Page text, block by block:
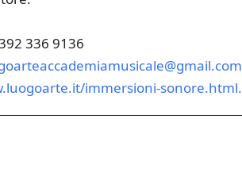
336 9136
immersioni-sonore.html.